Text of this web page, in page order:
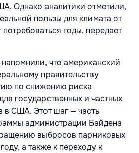
Однако аналитики отметили,
пользы для климата от
годы, передает
что американский
правительству
по снижению риска
государственных и частных
в США. Этот шаг — часть
администрации Байдена
выбросов парниковых
а также к переходу к